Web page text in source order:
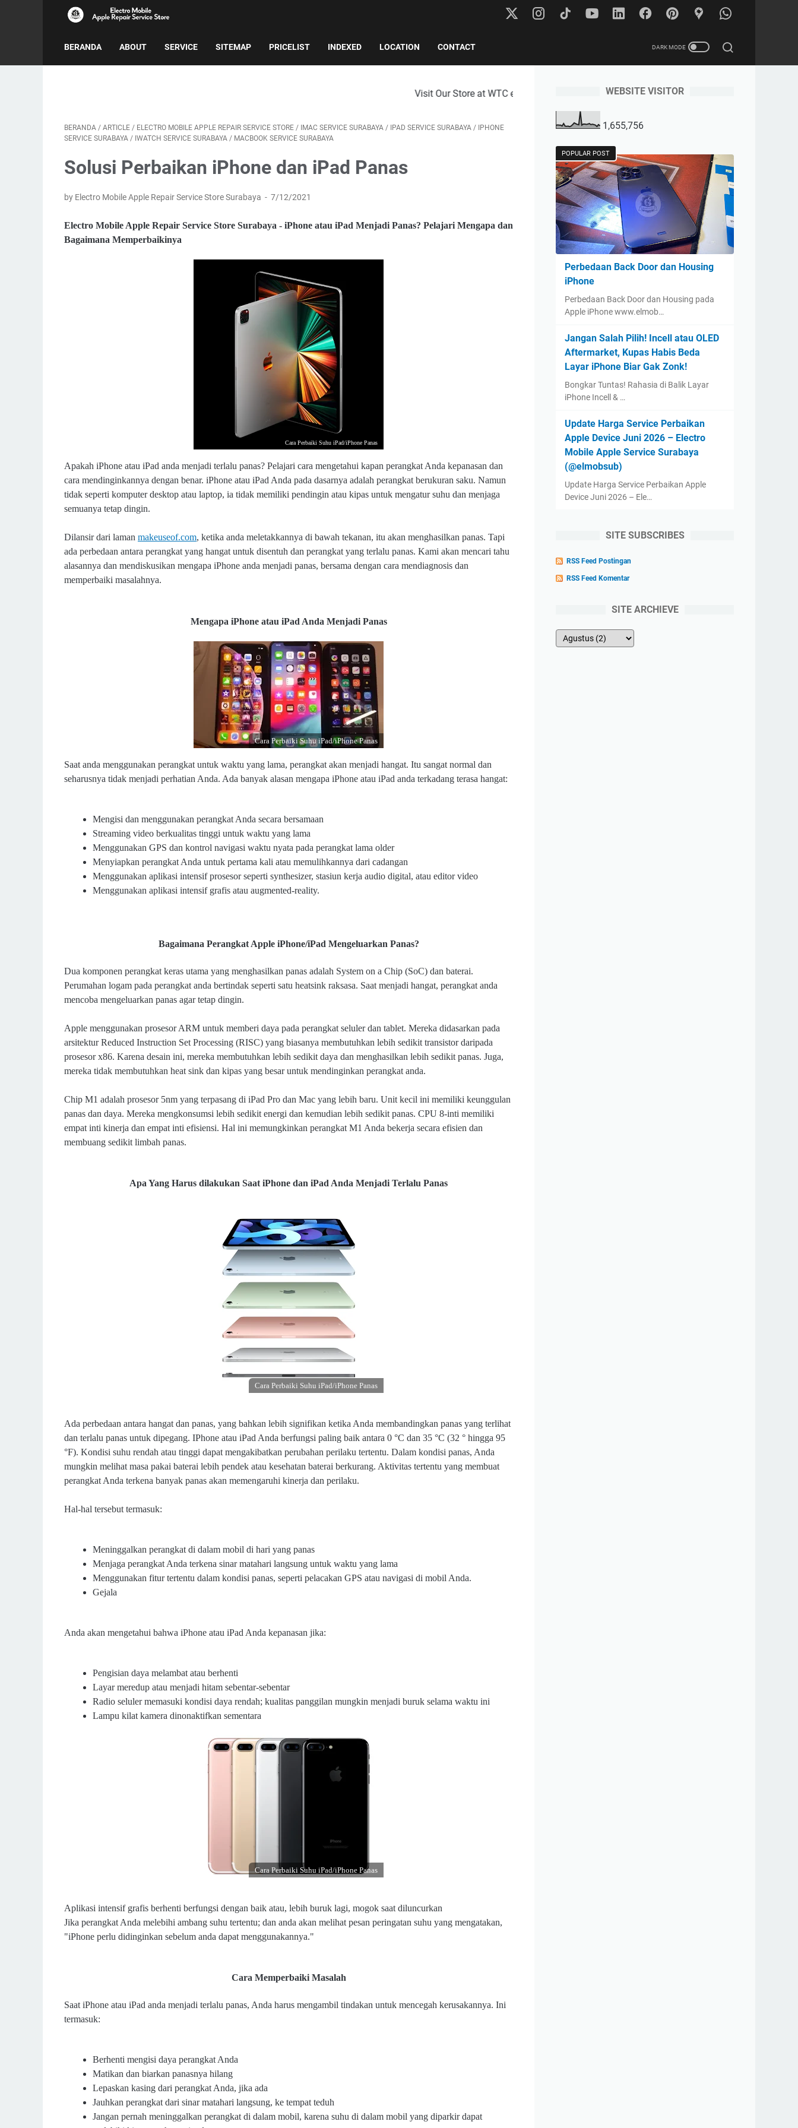
BERANDA ABOUT SERVICE SITEMAP PRICELIST INDEXED LOCATION CONTACT
Visit Our Store at WTC e-Mall 2nd Floor, No. 816, Surabaya City
BERANDA / ARTICLE / ELECTRO MOBILE APPLE REPAIR SERVICE STORE / IMAC SERVICE SURABAYA / IPAD SERVICE SURABAYA / IPHONE
SERVICE SURABAYA / IWATCH SERVICE SURABAYA / MACBOOK SERVICE SURABAYA
Solusi Perbaikan iPhone dan iPad Panas
by Electro Mobile Apple Repair Service Store Surabaya 7/12/2021
Electro Mobile Apple Repair Service Store Surabaya - iPhone atau iPad Menjadi Panas? Pelajari Mengapa dan
Bagaimana Memperbaikinya
Cara Perbaiki Suhu iPad/iPhone Panas
Apakah iPhone atau iPad anda menjadi terlalu panas? Pelajari cara mengetahui kapan perangkat Anda kepanasan dan
cara mendinginkannya dengan benar. iPhone atau iPad Anda pada dasarnya adalah perangkat berukuran saku. Namun
tidak seperti komputer desktop atau laptop, ia tidak memiliki pendingin atau kipas untuk mengatur suhu dan menjaga
semuanya tetap dingin.
Dilansir dari laman makeuseof.com, ketika anda meletakkannya di bawah tekanan, itu akan menghasilkan panas. Tapi
ada perbedaan antara perangkat yang hangat untuk disentuh dan perangkat yang terlalu panas. Kami akan mencari tahu
alasannya dan mendiskusikan mengapa iPhone anda menjadi panas, bersama dengan cara mendiagnosis dan
memperbaiki masalahnya.
Mengapa iPhone atau iPad Anda Menjadi Panas
Cara Perbaiki Suhu iPad/iPhone Panas
Saat anda menggunakan perangkat untuk waktu yang lama, perangkat akan menjadi hangat. Itu sangat normal dan
seharusnya tidak menjadi perhatian Anda. Ada banyak alasan mengapa iPhone atau iPad anda terkadang terasa hangat:
Mengisi dan menggunakan perangkat Anda secara bersamaan
Streaming video berkualitas tinggi untuk waktu yang lama
Menggunakan GPS dan kontrol navigasi waktu nyata pada perangkat lama older
Menyiapkan perangkat Anda untuk pertama kali atau memulihkannya dari cadangan
Menggunakan aplikasi intensif prosesor seperti synthesizer, stasiun kerja audio digital, atau editor video
Menggunakan aplikasi intensif grafis atau augmented-reality.
Bagaimana Perangkat Apple iPhone/iPad Mengeluarkan Panas?
Dua komponen perangkat keras utama yang menghasilkan panas adalah System on a Chip (SoC) dan baterai.
Perumahan logam pada perangkat anda bertindak seperti satu heatsink raksasa. Saat menjadi hangat, perangkat anda
mencoba mengeluarkan panas agar tetap dingin.
Apple menggunakan prosesor ARM untuk memberi daya pada perangkat seluler dan tablet. Mereka didasarkan pada
arsitektur Reduced Instruction Set Processing (RISC) yang biasanya membutuhkan lebih sedikit transistor daripada
prosesor x86. Karena desain ini, mereka membutuhkan lebih sedikit daya dan menghasilkan lebih sedikit panas. Juga,
mereka tidak membutuhkan heat sink dan kipas yang besar untuk mendinginkan perangkat anda.
Chip M1 adalah prosesor 5nm yang terpasang di iPad Pro dan Mac yang lebih baru. Unit kecil ini memiliki keunggulan
panas dan daya. Mereka mengkonsumsi lebih sedikit energi dan kemudian lebih sedikit panas. CPU 8-inti memiliki
empat inti kinerja dan empat inti efisiensi. Hal ini memungkinkan perangkat M1 Anda bekerja secara efisien dan
membuang sedikit limbah panas.
Apa Yang Harus dilakukan Saat iPhone dan iPad Anda Menjadi Terlalu Panas
Cara Perbaiki Suhu iPad/iPhone Panas
Ada perbedaan antara hangat dan panas, yang bahkan lebih signifikan ketika Anda membandingkan panas yang terlihat
dan terlalu panas untuk dipegang. IPhone atau iPad Anda berfungsi paling baik antara 0 °C dan 35 °C (32 ° hingga 95
°F). Kondisi suhu rendah atau tinggi dapat mengakibatkan perubahan perilaku tertentu. Dalam kondisi panas, Anda
mungkin melihat masa pakai baterai lebih pendek atau kesehatan baterai berkurang. Aktivitas tertentu yang membuat
perangkat Anda terkena banyak panas akan memengaruhi kinerja dan perilaku.
Hal-hal tersebut termasuk:
Meninggalkan perangkat di dalam mobil di hari yang panas
Menjaga perangkat Anda terkena sinar matahari langsung untuk waktu yang lama
Menggunakan fitur tertentu dalam kondisi panas, seperti pelacakan GPS atau navigasi di mobil Anda.
Gejala
Anda akan mengetahui bahwa iPhone atau iPad Anda kepanasan jika:
Pengisian daya melambat atau berhenti
Layar meredup atau menjadi hitam sebentar-sebentar
Radio seluler memasuki kondisi daya rendah; kualitas panggilan mungkin menjadi buruk selama waktu ini
Lampu kilat kamera dinonaktifkan sementara
Cara Perbaiki Suhu iPad/iPhone Panas
Aplikasi intensif grafis berhenti berfungsi dengan baik atau, lebih buruk lagi, mogok saat diluncurkan
Jika perangkat Anda melebihi ambang suhu tertentu; dan anda akan melihat pesan peringatan suhu yang mengatakan,
"iPhone perlu didinginkan sebelum anda dapat menggunakannya."
Cara Memperbaiki Masalah
Saat iPhone atau iPad anda menjadi terlalu panas, Anda harus mengambil tindakan untuk mencegah kerusakannya. Ini
termasuk:
Berhenti mengisi daya perangkat Anda
Matikan dan biarkan panasnya hilang
Lepaskan kasing dari perangkat Anda, jika ada
Jauhkan perangkat dari sinar matahari langsung, ke tempat teduh
Jangan pernah meninggalkan perangkat di dalam mobil, karena suhu di dalam mobil yang diparkir dapat
WEBSITE VISITOR
1,655,756
POPULAR POST
Perbedaan Back Door dan Housing
iPhone
Perbedaan Back Door dan Housing pada
Apple iPhone www.elmob…
Jangan Salah Pilih! Incell atau OLED
Aftermarket, Kupas Habis Beda
Layar iPhone Biar Gak Zonk!
Bongkar Tuntas! Rahasia di Balik Layar
iPhone Incell & …
Update Harga Service Perbaikan
Apple Device Juni 2026 – Electro
Mobile Apple Service Surabaya
(@elmobsub)
Update Harga Service Perbaikan Apple
Device Juni 2026 – Ele…
SITE SUBSCRIBES
RSS Feed Postingan
RSS Feed Komentar
SITE ARCHIEVE